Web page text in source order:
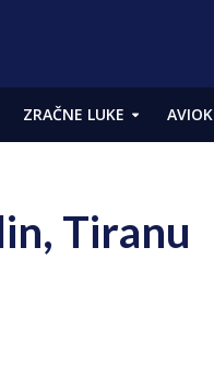
ZRAČNE LUKE
Tiranu